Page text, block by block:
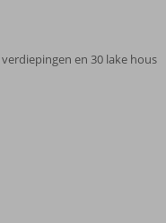
en 30 lake